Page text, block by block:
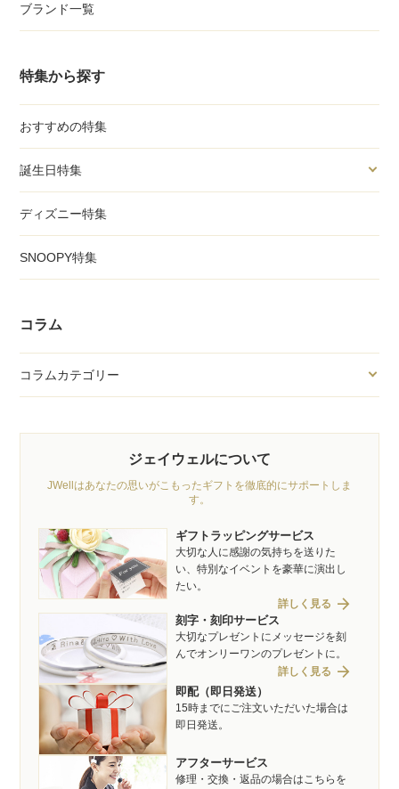
ブランド一覧
特集から探す
おすすめの特集
誕生日特集
ディズニー特集
SNOOPY特集
コラム
コラムカテゴリー
ジェイウェルについて
JWellはあなたの思いがこもったギフトを徹底的にサポートしま
す。
ギフトラッピングサービス
大切な人に感謝の気持ちを送りた
い、特別なイベントを豪華に演出し
たい。
詳しく見る arrow_forward
刻字・刻印サービス
大切なプレゼントにメッセージを刻
んでオンリーワンのプレゼントに。
詳しく見る arrow_forward
即配（即日発送）
15時までにご注文いただいた場合は
即日発送。
アフターサービス
修理・交換・返品の場合はこちらを